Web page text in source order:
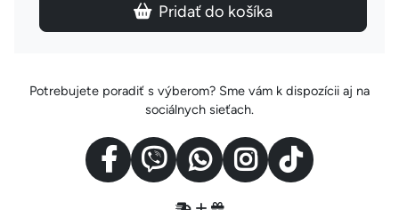
Pridať do košíka
Potrebujete poradiť s výberom? Sme vám k dispozícii aj na
sociálnych sieťach.